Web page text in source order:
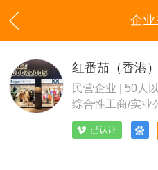
企业
红番茄（香港
民营企业 | 50人
综合性工商/实业
已认证